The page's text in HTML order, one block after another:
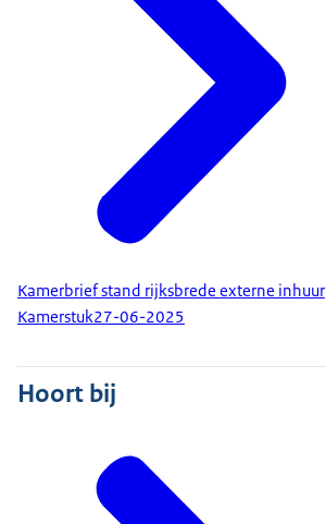
Kamerbrief stand rijksbrede externe inhuur
Kamerstuk27-06-2025
Hoort bij